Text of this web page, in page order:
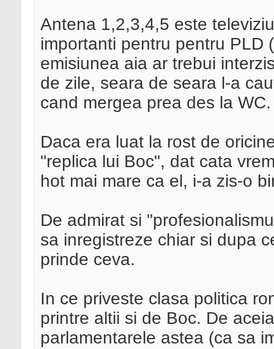
Antena 1,2,3,4,5 este
importanti pentru pentru PLD
emisiunea aia ar trebui
de zile, seara de seara l-a
cand mergea prea des la
Daca era luat la rost de
"replica lui Boc", dat cata
hot mai mare ca el, i-a zis-o
De admirat si
sa inregistreze chiar si dupa
prinde ceva.
In ce priveste clasa politica
printre altii si de Boc. De
parlamentarele astea (ca sa